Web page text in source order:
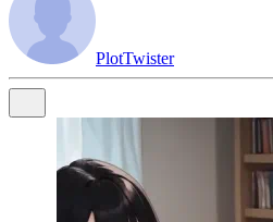
PlotTwister